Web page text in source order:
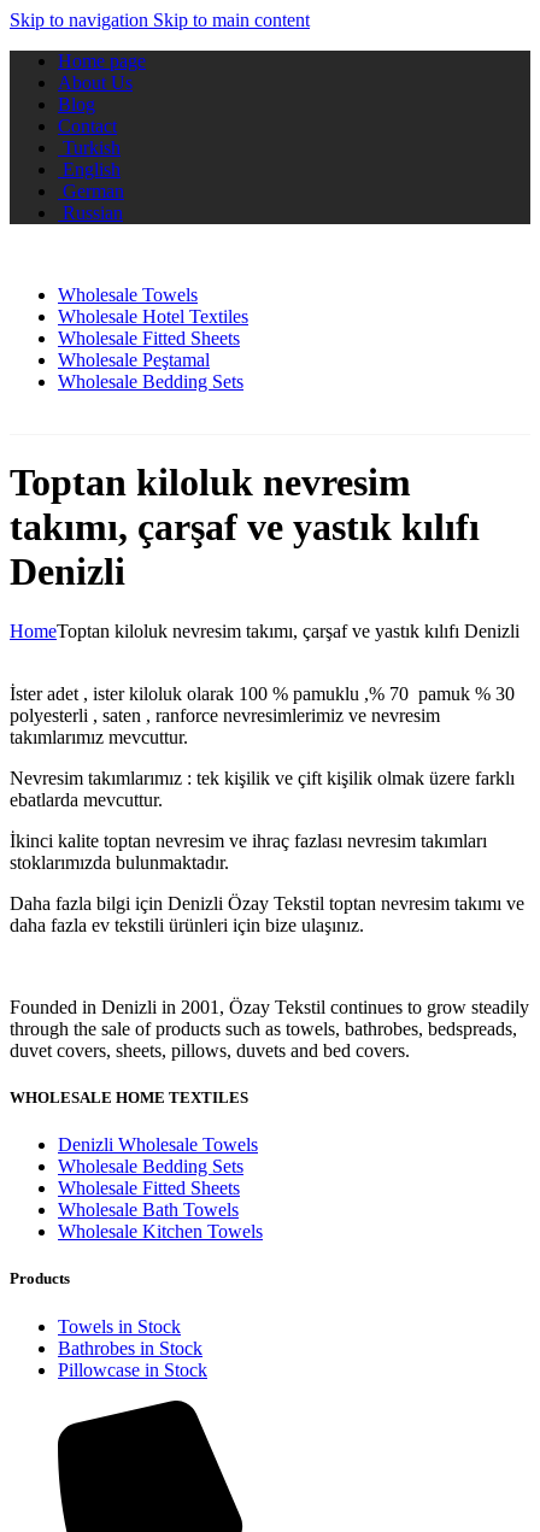
Skip to navigation Skip to main content
Home page
About Us
Blog
Contact
Turkish
English
German
Russian
Wholesale Towels
Wholesale Hotel Textiles
Wholesale Fitted Sheets
Wholesale Peştamal
Wholesale Bedding Sets
Toptan kiloluk nevresim
takımı, çarşaf ve yastık kılıfı
Denizli
HomeToptan kiloluk nevresim takımı, çarşaf ve yastık kılıfı Denizli
İster adet , ister kiloluk olarak 100 % pamuklu ,% 70 pamuk % 30
polyesterli , saten , ranforce nevresimlerimiz ve nevresim
takımlarımız mevcuttur.
Nevresim takımlarımız : tek kişilik ve çift kişilik olmak üzere farklı
ebatlarda mevcuttur.
İkinci kalite toptan nevresim ve ihraç fazlası nevresim takımları
stoklarımızda bulunmaktadır.
Daha fazla bilgi için Denizli Özay Tekstil toptan nevresim takımı ve
daha fazla ev tekstili ürünleri için bize ulaşınız.
Founded in Denizli in 2001, Özay Tekstil continues to grow steadily
through the sale of products such as towels, bathrobes, bedspreads,
duvet covers, sheets, pillows, duvets and bed covers.
WHOLESALE HOME TEXTILES
Denizli Wholesale Towels
Wholesale Bedding Sets
Wholesale Fitted Sheets
Wholesale Bath Towels
Wholesale Kitchen Towels
Products
Towels in Stock
Bathrobes in Stock
Pillowcase in Stock